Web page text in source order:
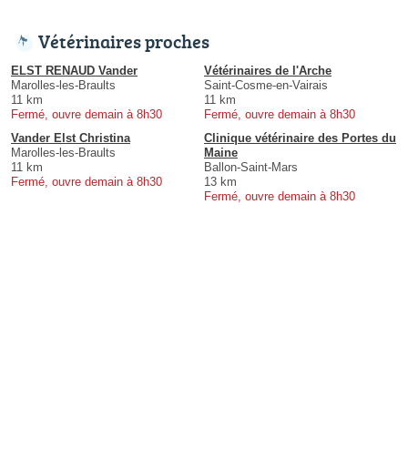
Vétérinaires proches
ELST RENAUD Vander
Marolles-les-Braults
11 km
Fermé, ouvre demain à 8h30
Vétérinaires de l'Arche
Saint-Cosme-en-Vairais
11 km
Fermé, ouvre demain à 8h30
Vander Elst Christina
Marolles-les-Braults
11 km
Fermé, ouvre demain à 8h30
Clinique vétérinaire des Portes du
Maine
Ballon-Saint-Mars
13 km
Fermé, ouvre demain à 8h30